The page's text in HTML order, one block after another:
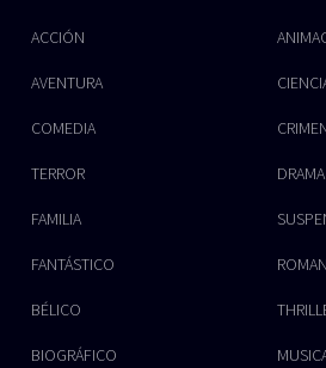
ACCIÓN
AVENTURA
COMEDIA
TERROR DRAMA
FAMILIA
FANTÁSTICO
BÉLICO
BIOGRÁFICO